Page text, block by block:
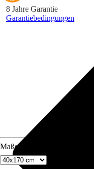
8 Jahre Garantie
Garantiebedingungen
Maße (BxH)